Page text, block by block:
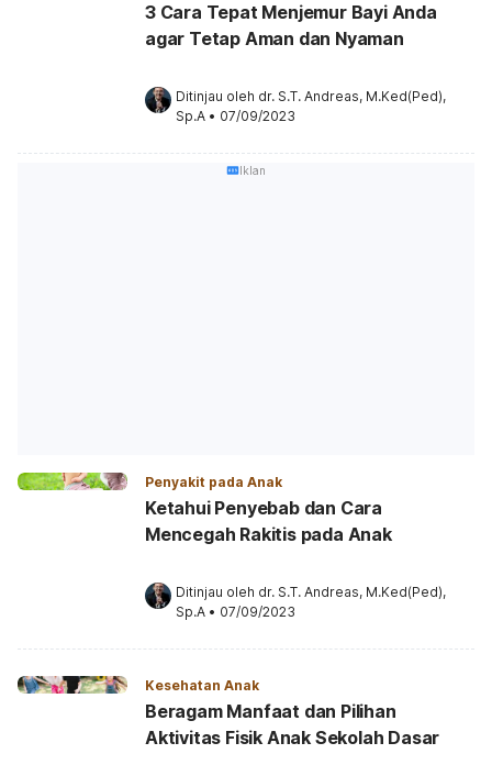
3 Cara Tepat Menjemur Bayi Anda
agar Tetap Aman dan Nyaman
Ditinjau oleh dr. S.T. Andreas, M.Ked(Ped),
Sp.A • 07/09/2023
Iklan
Penyakit pada Anak
Ketahui Penyebab dan Cara
Mencegah Rakitis pada Anak
Ditinjau oleh dr. S.T. Andreas, M.Ked(Ped),
Sp.A • 07/09/2023
Kesehatan Anak
Beragam Manfaat dan Pilihan
Aktivitas Fisik Anak Sekolah Dasar